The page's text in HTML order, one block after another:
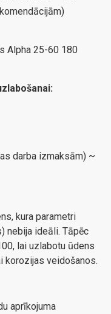
Alpha 25-60 180
darba izmaksām) ~
kura parametri
nebija ideāli. Tāpēc
lai uzlabotu ūdens
korozijas veidošanos.
aprīkojuma